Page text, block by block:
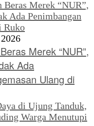
Merek “NUR”,
Ada
Ulang di